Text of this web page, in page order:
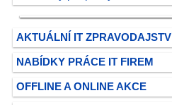
AKTUÁLNÍ IT ZPRAVODAJSTVÍ
NABÍDKY PRÁCE IT FIREM
OFFLINE A ONLINE AKCE